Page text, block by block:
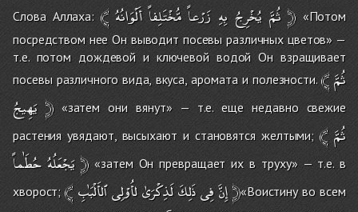
Слова Аллаха:﴾ ثُمَّ يُخْرِجُ بِهِ زَرْعاً مُّخْتَلِفاً أَلْوَانُهُ ﴿«Потом
посредством нее Он выводит посевы различных цветов» —
т.е. потом дождевой и ключевой водой Он взращивает
посевы различного вида, вкуса, аромата и полезности.﴾ثُمَّ
يَهِيجُ ﴿«затем они вянут» — т.е. еще недавно свежие
растения увядают, высыхают и становятся желтыми;﴾ ثُمَّ
يَجْعَلُهُ حُطَٰماً ﴿«затем Он превращает их в труху» — т.е. в
хворост;﴾ إِنَّفِىذَلِكَلَذِكْرَىٰلأُوْلِىٱلأَلْبَٰبِ ﴿«Воистину во всем